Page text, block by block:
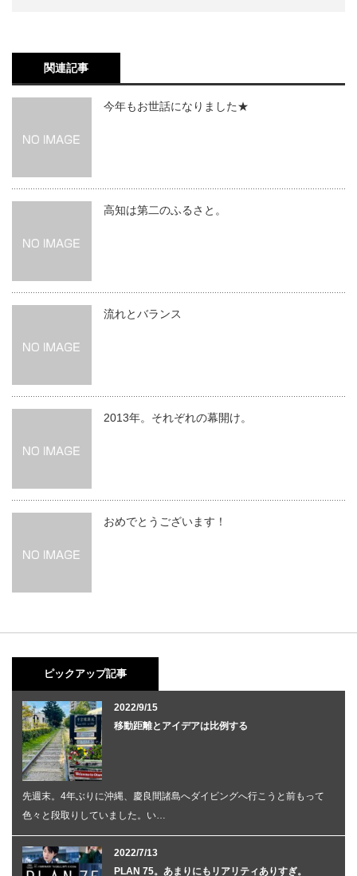
関連記事
今年もお世話になりました★
高知は第二のふるさと。
流れとバランス
2013年。それぞれの幕開け。
おめでとうございます！
ピックアップ記事
2022/9/15
移動距離とアイデアは比例する
先週末。4年ぶりに沖縄、慶良間諸島へダイビングへ行こうと前もって
色々と段取りしていました。い…
2022/7/13
PLAN 75。あまりにもリアリティありすぎ。